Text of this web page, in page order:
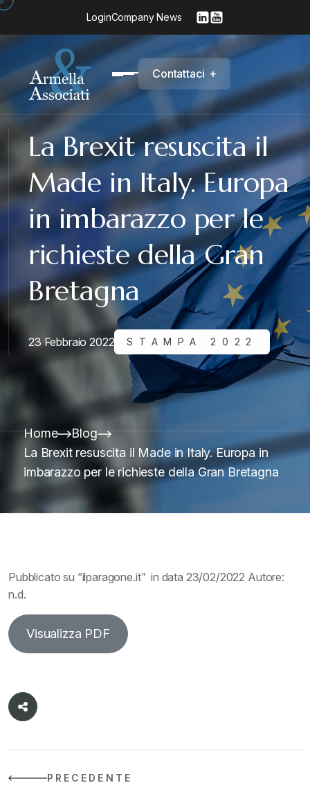
LoginCompany News
Contattaci +
La Brexit resuscita il
Made in Italy. Europa
in imbarazzo per le
richieste della Gran
Bretagna
23 Febbraio 2022 STAMPA 2022
Home
Blog
La Brexit resuscita il Made in Italy. Europa in
imbarazzo per le richieste della Gran Bretagna
Pubblicato su “ilparagone.it” in data 23/02/2022 Autore:
n.d.
Visualizza PDF
PRECEDENTE